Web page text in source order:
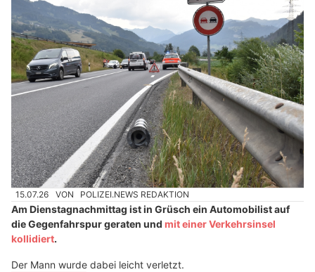
15.07.26 VON POLIZEI.NEWS REDAKTION
Am Dienstagnachmittag ist in Grüsch ein Automobilist auf
die Gegenfahrspur geraten und mit einer Verkehrsinsel
kollidiert.
Der Mann wurde dabei leicht verletzt.